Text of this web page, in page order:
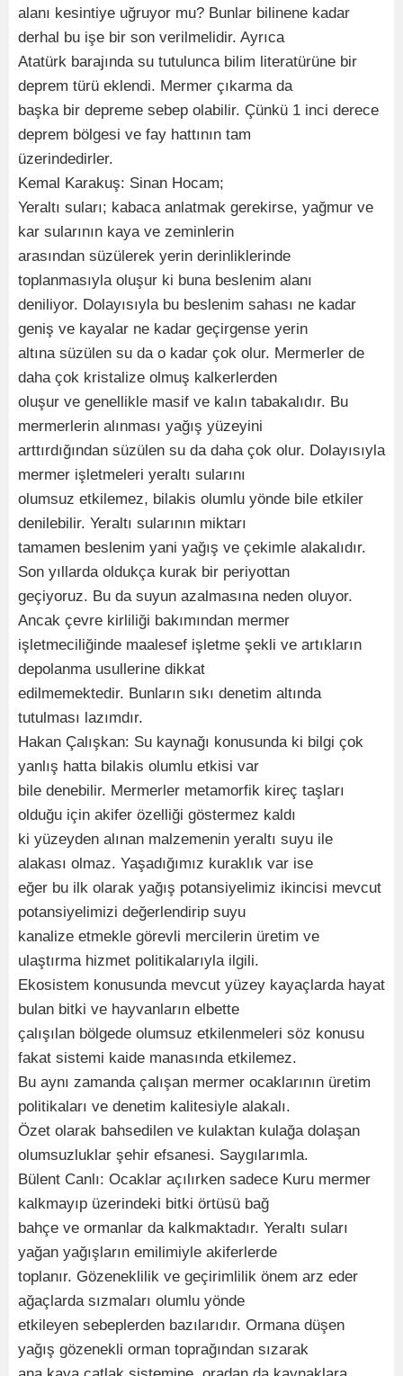
alanı kesintiye uğruyor mu? Bunlar bilinene kadar
derhal bu işe bir son verilmelidir. Ayrıca
Atatürk barajında su tutulunca bilim literatürüne bir
deprem türü eklendi. Mermer çıkarma da
başka bir depreme sebep olabilir. Çünkü 1 inci derece
deprem bölgesi ve fay hattının tam
üzerindedirler.
Kemal Karakuş: Sinan Hocam;
Yeraltı suları; kabaca anlatmak gerekirse, yağmur ve
kar sularının kaya ve zeminlerin
arasından süzülerek yerin derinliklerinde
toplanmasıyla oluşur ki buna beslenim alanı
deniliyor. Dolayısıyla bu beslenim sahası ne kadar
geniş ve kayalar ne kadar geçirgense yerin
altına süzülen su da o kadar çok olur. Mermerler de
daha çok kristalize olmuş kalkerlerden
oluşur ve genellikle masif ve kalın tabakalıdır. Bu
mermerlerin alınması yağış yüzeyini
arttırdığından süzülen su da daha çok olur. Dolayısıyla
mermer işletmeleri yeraltı sularını
olumsuz etkilemez, bilakis olumlu yönde bile etkiler
denilebilir. Yeraltı sularının miktarı
tamamen beslenim yani yağış ve çekimle alakalıdır.
Son yıllarda oldukça kurak bir periyottan
geçiyoruz. Bu da suyun azalmasına neden oluyor.
Ancak çevre kirliliği bakımından mermer
işletmeciliğinde maalesef işletme şekli ve artıkların
depolanma usullerine dikkat
edilmemektedir. Bunların sıkı denetim altında
tutulması lazımdır.
Hakan Çalışkan: Su kaynağı konusunda ki bilgi çok
yanlış hatta bilakis olumlu etkisi var
bile denebilir. Mermerler metamorfik kireç taşları
olduğu için akifer özelliği göstermez kaldı
ki yüzeyden alınan malzemenin yeraltı suyu ile
alakası olmaz. Yaşadığımız kuraklık var ise
eğer bu ilk olarak yağış potansiyelimiz ikincisi mevcut
potansiyelimizi değerlendirip suyu
kanalize etmekle görevli mercilerin üretim ve
ulaştırma hizmet politikalarıyla ilgili.
Ekosistem konusunda mevcut yüzey kayaçlarda hayat
bulan bitki ve hayvanların elbette
çalışılan bölgede olumsuz etkilenmeleri söz konusu
fakat sistemi kaide manasında etkilemez.
Bu aynı zamanda çalışan mermer ocaklarının üretim
politikaları ve denetim kalitesiyle alakalı.
Özet olarak bahsedilen ve kulaktan kulağa dolaşan
olumsuzluklar şehir efsanesi. Saygılarımla.
Bülent Canlı: Ocaklar açılırken sadece Kuru mermer
kalkmayıp üzerindeki bitki örtüsü bağ
bahçe ve ormanlar da kalkmaktadır. Yeraltı suları
yağan yağışların emilimiyle akiferlerde
toplanır. Gözeneklilik ve geçirimlilik önem arz eder
ağaçlarda sızmaları olumlu yönde
etkileyen sebeplerden bazılarıdır. Ormana düşen
yağış gözenekli orman toprağından sızarak